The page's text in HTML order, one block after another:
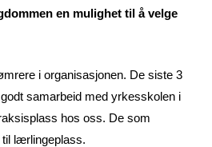
en mulighet til å velge
i organisasjonen. De siste 3
samarbeid med yrkesskolen i
hos oss. De som
lærlingeplass.